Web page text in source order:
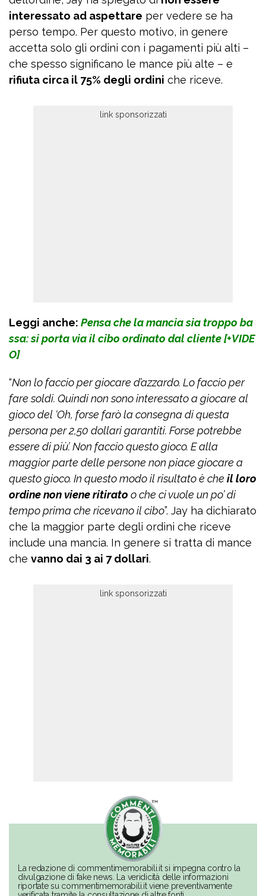
interessato ad aspettare per vedere se ha
perso tempo. Per questo motivo, in genere
accetta solo gli ordini con i pagamenti più alti –
che spesso significano le mance più alte – e
rifiuta circa il 75% degli ordini che riceve.
Leggi anche: Pensa che la mancia sia troppo ba
ssa: si porta via il cibo ordinato dal cliente [+VIDE
O]
“Non lo faccio per giocare d’azzardo. Lo faccio per
fare soldi. Quindi non sono interessato a giocare al
gioco del ‘Oh, forse farò la consegna di questa
persona per 2,50 dollari garantiti. Forse potrebbe
essere di più’. Non faccio questo gioco. E alla
maggior parte delle persone non piace giocare a
questo gioco. In questo modo il risultato è che il loro
ordine non viene ritirato o che ci vuole un po’ di
tempo prima che ricevano il cibo”. Jay ha dichiarato
che la maggior parte degli ordini che riceve
include una mancia. In genere si tratta di mance
che vanno dai 3 ai 7 dollari.
La redazione di commentimemorabili.it si impegna contro la
divulgazione di fake news. La veridicità delle informazioni
riportate su commentimemorabili.it viene preventivamente